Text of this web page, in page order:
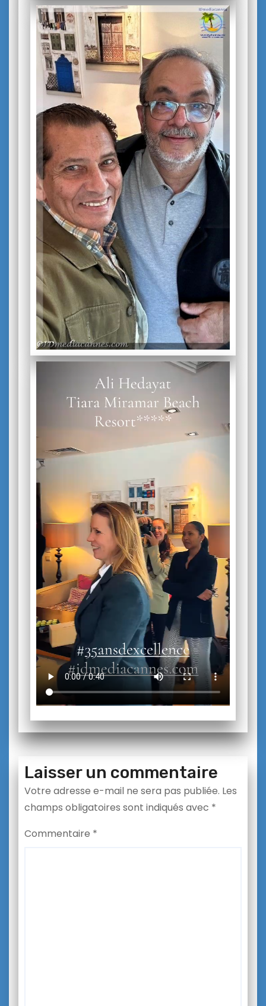
Laisser un commentaire
Votre adresse e-mail ne sera pas publiée. Les
champs obligatoires sont indiqués avec *
Commentaire *